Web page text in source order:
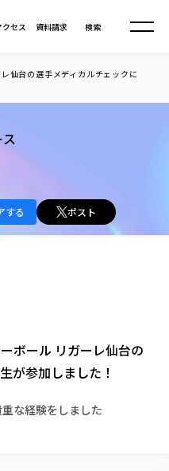
資料請求
クセス 検索
学部・大学院TOP
課外活動 TOP
仙台の選手メディカルチェックに
する ポスト
ボール リガーレ仙台の
が参加しました！
な経験をしました